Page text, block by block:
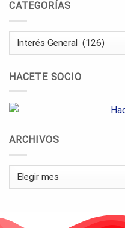
CATEGORÍAS
Categorías
HACETE SOCIO
ARCHIVOS
Archivos